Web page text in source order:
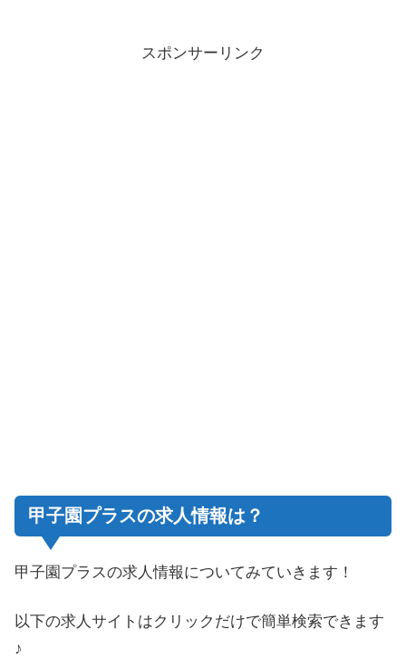
スポンサーリンク
甲子園プラスの求人情報は？
甲子園プラスの求人情報についてみていきます！
以下の求人サイトはクリックだけで簡単検索できます
♪